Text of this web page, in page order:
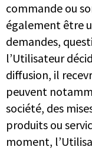
commande ou
également être
demandes,
l’Utilisateur
diffusion, il
peuvent
société, des
produits ou
moment,